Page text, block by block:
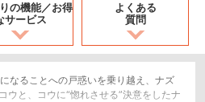
の機能／お得
サービス
よくある
質問
なることへの戸惑いを乗り越え、ナズ
ウと、コウに“惚れさせる”決意をしたナ